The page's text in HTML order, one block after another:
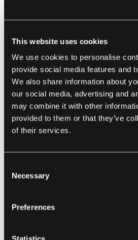
This website uses cookies
We use cookies to personalise
provide social media features and
We also share information about
our social media, advertising and
may combine it with other
provided to them or that they’ve
of their services.
Selection
Necessary
Preferences
wykorzystania pamięci oraz
niepotrzebnych odniesień.
linker jest kluczowym
rozwoju oprogramowania,
wszystkie poszczególne
stworzone przez programistów
źródłowego w działającą